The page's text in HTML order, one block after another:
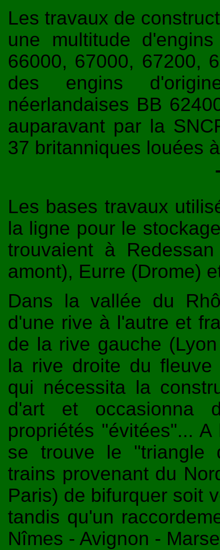
Les travaux de
une multitude
66000, 67000, 67200,
des engins
néerlandaises BB
auparavant par la
37 britanniques louées
Les bases travaux
la ligne pour le
trouvaient à
amont), Eurre (Drome)
Dans la vallée du
d'une rive à l'autre et
de la rive gauche
la rive droite du fleuve
qui nécessita la
d'art et occasionna
propriétés "évitées"...
se trouve le "triangle
trains provenant du
Paris) de bifurquer soit
tandis qu'un
Nîmes - Avignon -